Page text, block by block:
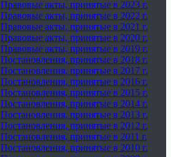
Правовые акты, принятые в 2023 г.
Правовые акты, принятые в 2022 г.
Правовые акты, принятые в 2021 г.
Правовые акты, принятые в 2020 г.
Правовые акты, принятые в 2019 г.
Постановления, принятые в 2018 г.
Постановления, принятые в 2017 г.
Постановления, принятые в 2016 г.
Постановления, принятые в 2015 г.
Постановления, принятые в 2014 г.
Постановления, принятые в 2013 г.
Постановления, принятые в 2012 г.
Постановления, принятые в 2011 г.
Постановления, принятые в 2010 г.